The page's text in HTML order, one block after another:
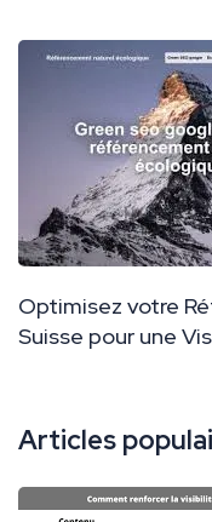
Optimisez votre
Suisse pour une
Articles